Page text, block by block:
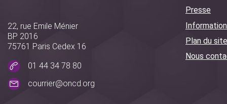
22, rue Emile Ménier
BP 2016
75761 Paris Cedex 16
01 44 34 78 80
courrier@oncd.org
Presse
Plan du site
Nous